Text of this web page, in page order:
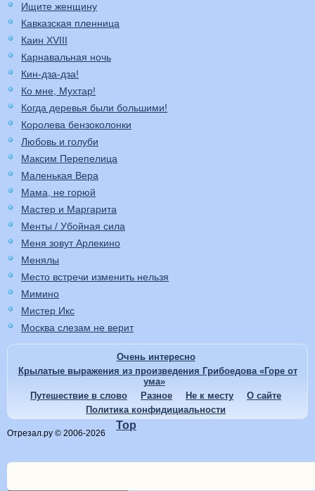
Ищите женщину
Кавказская пленница
Каин XVIII
Карнавальная ночь
Кин-дза-дза!
Ко мне, Мухтар!
Когда деревья были большими!
Королева бензоколонки
Любовь и голуби
Максим Перепелица
Маленькая Вера
Мама, не горюй
Мастер и Маргарита
Менты / Убойная сила
Меня зовут Арлекино
Менялы
Место встречи изменить нельзя
Мимино
Мистер Икс
Москва слезам не верит
Очень интересно
Крылатые выражения из произведения Грибоедова «Горе от
ума»
Путешествие в слово
Разное Не к месту
О сайте
Политика конфидициальности
Отрезал.ру © 2006-2026
Top